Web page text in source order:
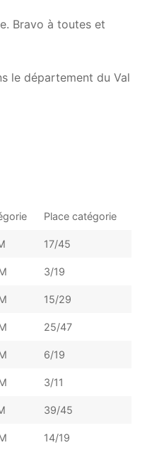
Bravo à toutes et
le département du Val
Place catégorie
17/45
3/19
15/29
25/47
6/19
3/11
39/45
14/19